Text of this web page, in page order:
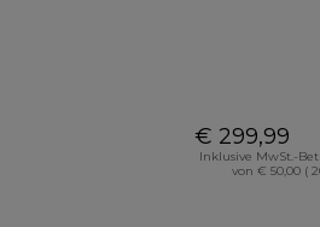
€ 299,99
Inklusive MwSt.-
von € 50,00 (